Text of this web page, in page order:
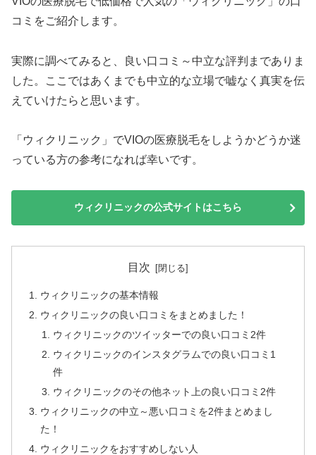
コミをご紹介します。
実際に調べてみると、良い口コミ～中立な評判までありま
した。ここではあくまでも中立的な立場で嘘なく真実を伝
えていけたらと思います。
「ウィクリニック」でVIOの医療脱毛をしようかどうか迷
っている方の参考になれば幸いです。
ウィクリニックの公式サイトはこちら
目次
ウィクリニックの基本情報
ウィクリニックの良い口コミをまとめました！
ウィクリニックのツイッターでの良い口コミ2件
ウィクリニックのインスタグラムでの良い口コミ1
件
ウィクリニックのその他ネット上の良い口コミ2件
ウィクリニックの中立～悪い口コミを2件まとめまし
た！
ウィクリニックをおすすめしない人